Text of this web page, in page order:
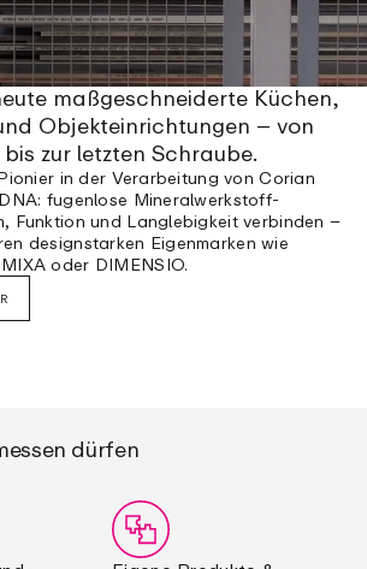
Unternehmen
1923 als
planen, fertigen und
maßgeschneiderte Küchen,
Objekteinrichtungen – von
zur letzten Schraube.
in der Verarbeitung von Corian
fugenlose Mineralwerkstoff-
Funktion und Langlebigkeit verbinden –
designstarken Eigenmarken wie
oder DIMENSIO.
dürfen